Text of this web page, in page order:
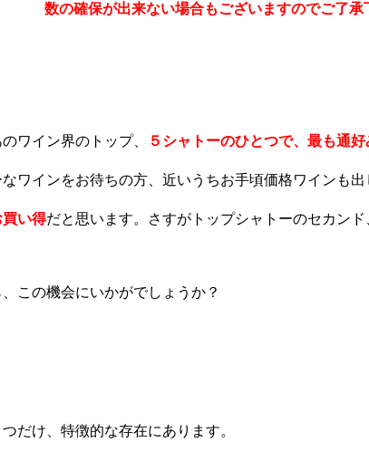
数の確保が出来ない場合もございますのでご了承
ワイン界のトップ、 ５シャトーのひとつで、最も通
ワインをお待ちの方、近いうちお手頃価格ワインも出
い得だと思います。さすがトップシャトーのセカン
この機会にいかがでしょうか？
だけ、特徴的な存在にあります。